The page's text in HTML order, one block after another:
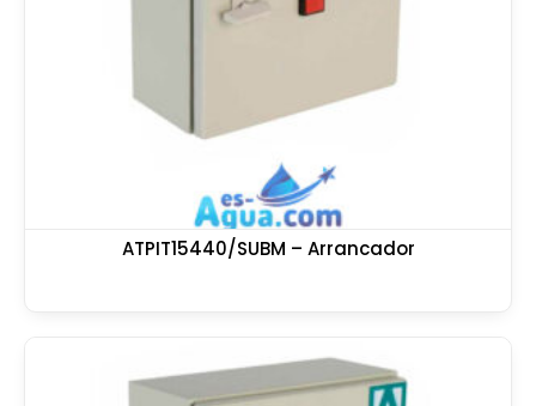
ATPIT15440/SUBM – Arrancador